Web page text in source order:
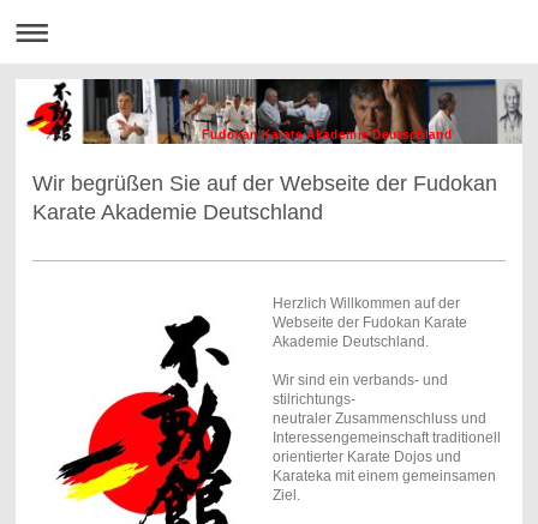
Fudokan Karate Akademie Deutschland
Wir begrüßen Sie auf der Webseite der Fudokan
Karate Akademie Deutschland
Herzlich Willkommen auf der
Webseite der Fudokan Karate
Akademie Deutschland.
Wir sind ein verbands- und
stilrichtungs-
neutraler Zusammenschluss und
Interessengemeinschaft traditionell
orientierter Karate Dojos und
Karateka mit einem gemeinsamen
Ziel.